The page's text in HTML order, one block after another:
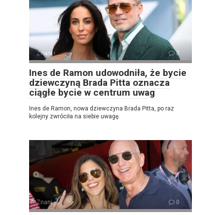
Znani 0
Ines de Ramon udowodniła, że ​​bycie
dziewczyną Brada Pitta oznacza
ciągłe bycie w centrum uwag
Ines de Ramon, nowa dziewczyna Brada Pitta, po raz
kolejny zwróciła na siebie uwagę.
Znani 0